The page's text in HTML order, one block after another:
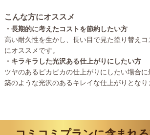
こんな方にオススメ
・長期的に考えたコストを節約したい方
高い耐久性を生かし、長い目で見た塗り替え
にオススメです。
・キラキラした光沢ある仕上がりにしたい方
ツヤのあるピカピカの仕上がりにしたい場合
築のような光沢のあるキレイな仕上がりとなり